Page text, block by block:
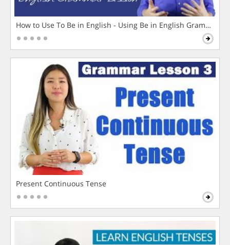
How to Use To Be in English - Using Be in English Grammar
Present Continuous Tense